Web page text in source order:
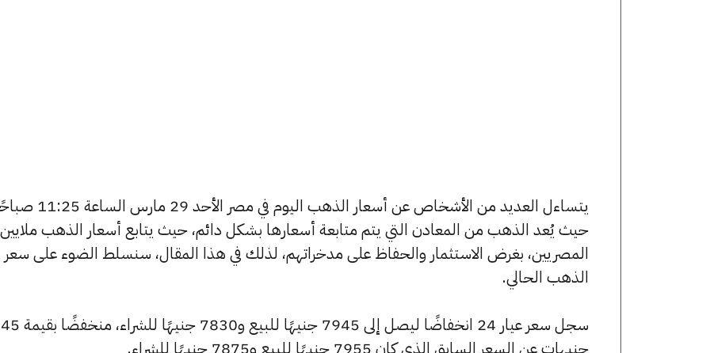
يتساءل العديد من الأشخاص عن أسعار الذهب اليوم في مصر
حيث يُعد الذهب من المعادن التي يتم متابعة أسعارها بشكل دائم، حيث يتابع أسعار الذهب ملايين
المصريين، بغرض الاستثمار والحفاظ على مدخراتهم، لذلك في هذا المقال، سنسلط الضوء على سعر
الذهب الحالي.
سجل سعر عيار 24 انخفاضًا ليصل إلى 7945 جنيهًا للبيع و7830 جنيهًا للشراء، منخفضًا بقيمة 45
جنيهات عن السعر السابق الذي كان 7955 جنيهًا للبيع و7875 جنيهًا للشراء.